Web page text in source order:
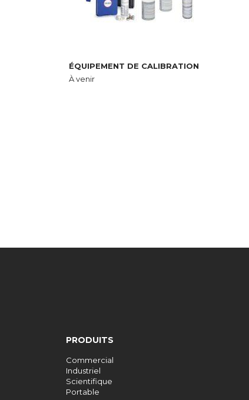
ÉQUIPEMENT DE CALIBRATION
À venir
PRODUITS
Commercial
Industriel
Scientifique
Portable